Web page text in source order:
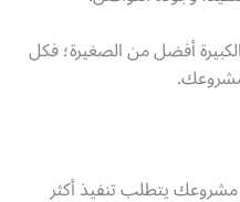
أفضل من الصغيرة؛ فكل
مشروعك يتطلب تنفيذ أكثر